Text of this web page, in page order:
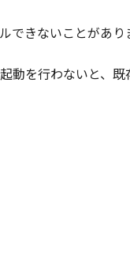
し、除去しもしく
ーに帰属します。
」の全部または一部
ンサーは、お客様に
いはサポートを行う
できないことがあ
動を行わないと、既